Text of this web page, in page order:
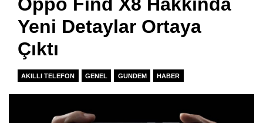
Oppo Find X8 Hakkında
Yeni Detaylar Ortaya
Çıktı
AKILLI TELEFON GENEL GUNDEM HABER